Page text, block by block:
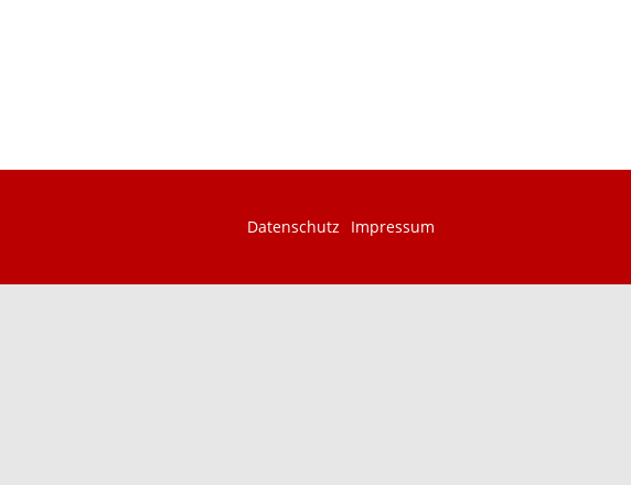
Datenschutz Impressum